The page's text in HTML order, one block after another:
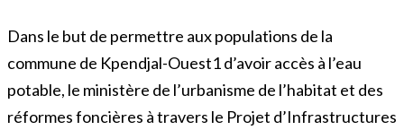
Dans le but de permettre aux populations de la
commune de Kpendjal-Ouest1 d’avoir accès à l’eau
potable, le ministère de l’urbanisme de l’habitat et des
réformes foncières à travers le Projet d’Infrastructures